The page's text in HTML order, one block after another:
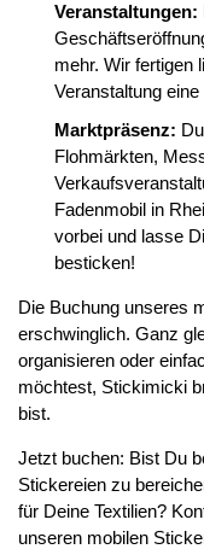
Veranstaltungen:
mehr. Wir fertigen
Veranstaltung
Marktpräsenz:
Flohmärkten,
Fadenmobil in
vorbei und lasse
besticken!
Die Buchung unseres
erschwinglich. Ganz
organisieren oder
möchtest, Stickimicki
bist.
Jetzt buchen: Bist Du
Stickereien zu
für Deine Textilien?
unseren mobilen